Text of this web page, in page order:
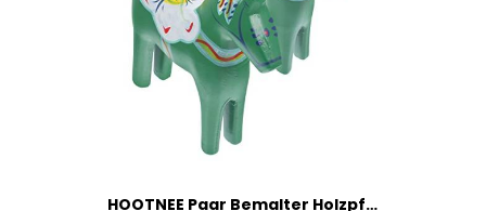
HOOTNEE Paar Bemalter Holzpferde Holzpferdefigur Dekorative Tischdeko Heimdekoration Stabil Und Langlebig